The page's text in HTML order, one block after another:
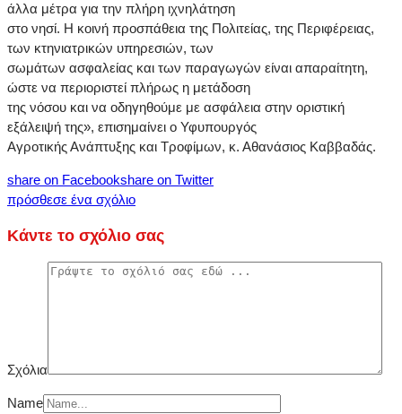
άλλα μέτρα για την πλήρη ιχνηλάτηση
στο νησί. Η κοινή προσπάθεια της Πολιτείας, της Περιφέρειας,
των κτηνιατρικών υπηρεσιών, των
σωμάτων ασφαλείας και των παραγωγών είναι απαραίτητη,
ώστε να περιοριστεί πλήρως η μετάδοση
της νόσου και να οδηγηθούμε με ασφάλεια στην οριστική
εξάλειψή της», επισημαίνει ο Υφυπουργός
Αγροτικής Ανάπτυξης και Τροφίμων, κ. Αθανάσιος Καββαδάς.
share on Facebookshare on Twitter
πρόσθεσε ένα σχόλιο
Κάντε το σχόλιο σας
Σχόλια
Name